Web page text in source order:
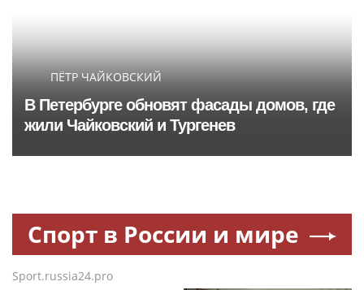
ПЁТР ЧАЙКОВСКИЙ
В Петербурге обновят фасады домов, где
жили Чайковский и Тургенев
Спорт в России и мире
Sport.russia24.pro